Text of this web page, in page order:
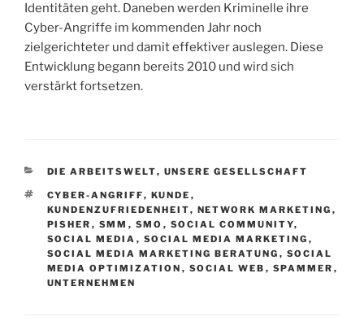
Identitäten geht. Daneben werden Kriminelle ihre
Cyber-Angriffe im kommenden Jahr noch
zielgerichteter und damit effektiver auslegen. Diese
Entwicklung begann bereits 2010 und wird sich
verstärkt fortsetzen.
KATEGORIEN
DIE ARBEITSWELT, UNSERE GESELLSCHAFT
SCHLAGWÖRTER
CYBER-ANGRIFF, KUNDE ,
KUNDENZUFRIEDENHEIT, NETWORK MARKETING ,
PISHER , SMM , SMO , SOCIAL COMMUNITY,
SOCIAL MEDIA , SOCIAL MEDIA MARKETING ,
SOCIAL MEDIA MARKETING BERATUNG , SOCIAL
MEDIA OPTIMIZATION , SOCIAL WEB , SPAMMER ,
UNTERNEHMEN